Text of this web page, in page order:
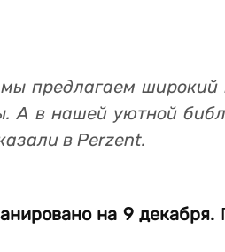
предлагаем широкий
А в нашей уютной
в Perzent.
на 9 декабря.